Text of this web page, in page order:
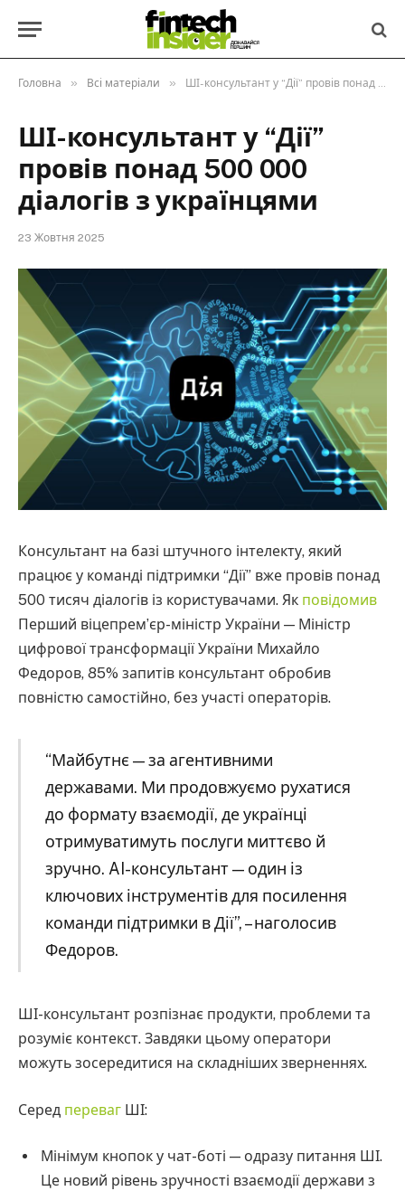
Головна » Всі матеріали » ШІ-консультант у “Дії” провів понад 500 000 діалогів з українцями
ШІ-консультант у “Дії”
провів понад 500 000
діалогів з українцями
23 Жовтня 2025
Консультант на базі штучного інтелекту, який
працює у команді підтримки “Дії” вже провів понад
500 тисяч діалогів із користувачами. Як повідомив
Перший віцепремʼєр-міністр України — Міністр
цифрової трансформації України Михайло
Федоров, 85% запитів консультант обробив
повністю самостійно, без участі операторів.
“Майбутнє — за агентивними
державами. Ми продовжуємо рухатися
до формату взаємодії, де українці
отримуватимуть послуги миттєво й
зручно. AI-консультант — один із
ключових інструментів для посилення
команди підтримки в Дії”, – наголосив
Федоров.
ШІ-консультант розпізнає продукти, проблеми та
розуміє контекст. Завдяки цьому оператори
можуть зосередитися на складніших зверненнях.
Серед переваг ШІ:
Мінімум кнопок у чат-боті — одразу питання ШІ.
Це новий рівень зручності взаємодії держави з